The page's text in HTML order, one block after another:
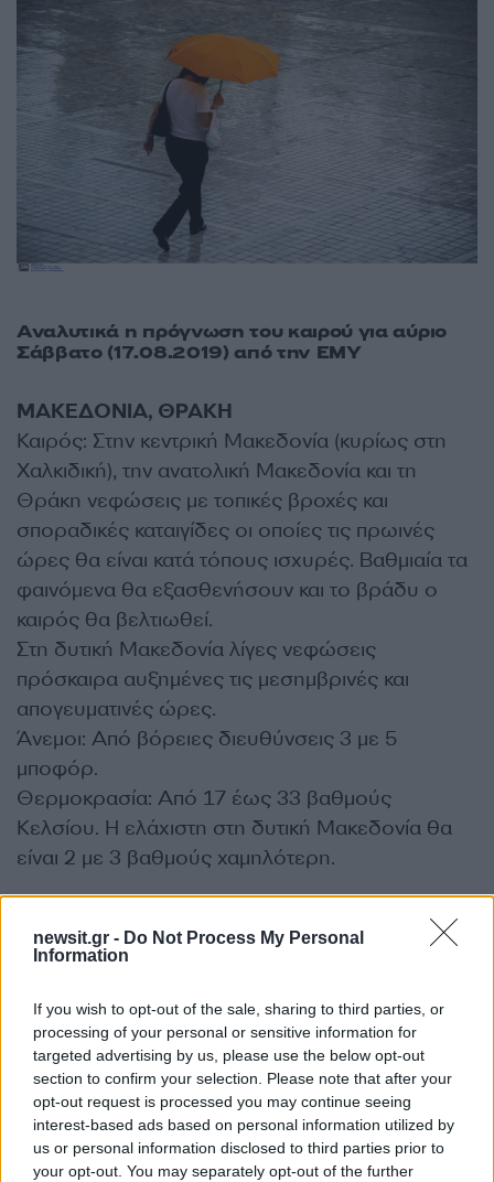
newsit.gr - Do Not Process My Personal
Information
If you wish to opt-out of the sale, sharing to third parties, or
processing of your personal or sensitive information for
targeted advertising by us, please use the below opt-out
section to confirm your selection. Please note that after your
opt-out request is processed you may continue seeing
interest-based ads based on personal information utilized by
us or personal information disclosed to third parties prior to
your opt-out. You may separately opt-out of the further
Αναλυτικά η πρόγνωση του καιρού για αύριο
Σάββατο (17.08.2019) από την ΕΜΥ
ΜΑΚΕΔΟΝΙΑ, ΘΡΑΚΗ
Καιρός: Στην κεντρική Μακεδονία (κυρίως στη
Χαλκιδική), την ανατολική Μακεδονία και τη
Θράκη νεφώσεις με τοπικές βροχές και
σποραδικές καταιγίδες οι οποίες τις πρωινές
ώρες θα είναι κατά τόπους ισχυρές. Βαθμιαία τα
φαινόμενα θα εξασθενήσουν και το βράδυ ο
καιρός θα βελτιωθεί.
Στη δυτική Μακεδονία λίγες νεφώσεις
πρόσκαιρα αυξημένες τις μεσημβρινές και
απογευματινές ώρες.
Άνεμοι: Από βόρειες διευθύνσεις 3 με 5
μποφόρ.
Θερμοκρασία: Από 17 έως 33 βαθμούς
Κελσίου. Η ελάχιστη στη δυτική Μακεδονία θα
είναι 2 με 3 βαθμούς χαμηλότερη.
ΝΗΣΙΑ ΙΟΝΙΟΥ, ΗΠΕΙΡΟΣ, ΔΥΤΙΚΗ ΣΤΕΡΕΑ,
ΔΥΤΙΚΗ ΠΕΛΟΠΟΝΝΗΣΟΣ
πρόσκαιρα αυξημένες στα ηπειρωτικά τις
μεσημβρινές και απογευματινές ώρες.
Άνεμοι: Βορειοδυτικοί 4 με 5 και τοπικά στο Ιόνιο
6 μποφόρ.
Θερμοκρασία: Από 20 έως 34 βαθμούς
Κελσίου.